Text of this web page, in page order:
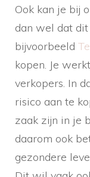
Ook kan je bij
dan wel dat
bijvoorbeeld
kopen. Je
verkopers. In
risico aan te
zaak zijn in je
daarom ook
gezondere